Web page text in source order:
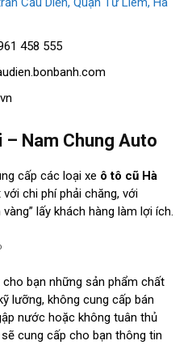
458 555
– Nam Chung Auto
cấp các loại xe ô tô cũ Hà
chi phí phải chăng, với
lấy khách hàng làm lợi ích.
bạn những sản phẩm chất
lưỡng, không cung cấp bán
nước hoặc không tuân thủ
cung cấp cho bạn thông tin